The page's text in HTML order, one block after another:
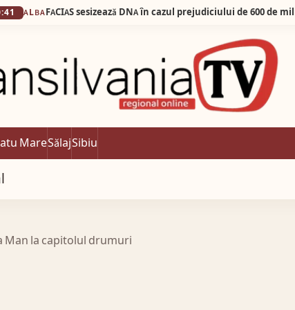
MareSălajSibiu
Man la capitolul drumuri